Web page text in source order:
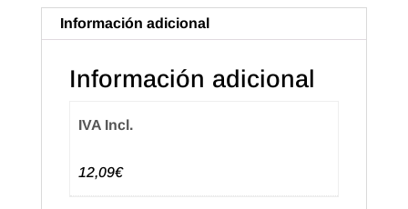
Blanco
Información adicional
Información adicional
IVA Incl.
12,09€